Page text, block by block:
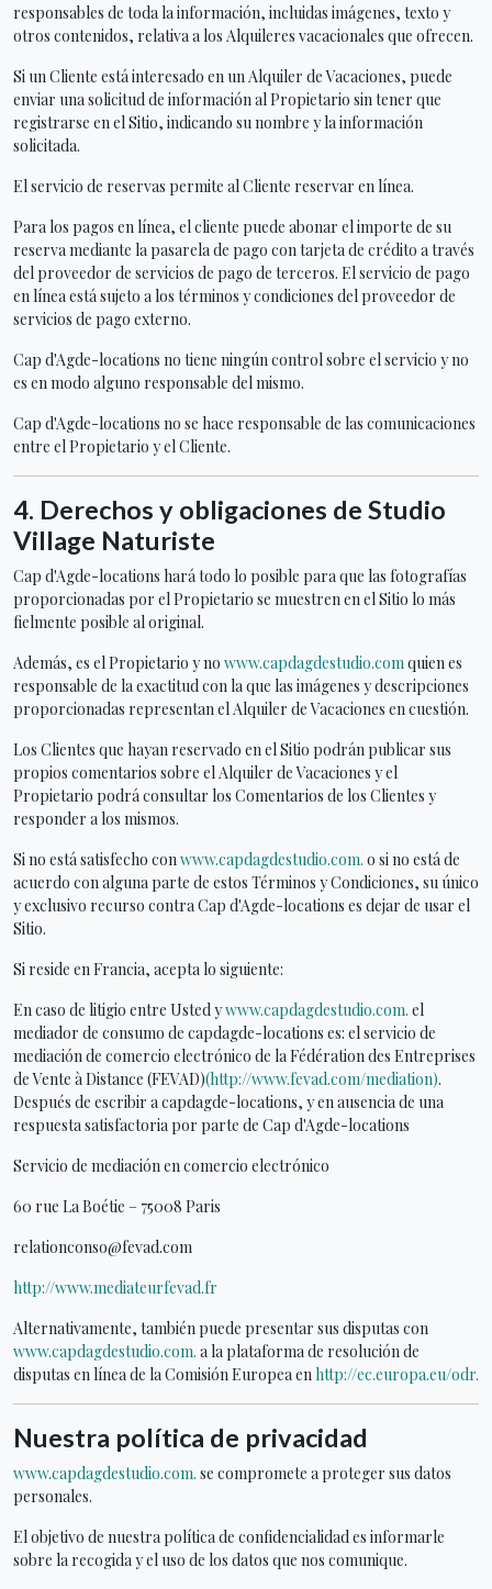
responsables de toda la información, incluidas imágenes, texto y
otros contenidos, relativa a los Alquileres vacacionales que ofrecen.
Si un Cliente está interesado en un Alquiler de Vacaciones, puede
enviar una solicitud de información al Propietario sin tener que
registrarse en el Sitio, indicando su nombre y la información
solicitada.
El servicio de reservas permite al Cliente reservar en línea.
Para los pagos en línea, el cliente puede abonar el importe de su
reserva mediante la pasarela de pago con tarjeta de crédito a través
del proveedor de servicios de pago de terceros. El servicio de pago
en línea está sujeto a los términos y condiciones del proveedor de
servicios de pago externo.
Cap d'Agde-locations no tiene ningún control sobre el servicio y no
es en modo alguno responsable del mismo.
Cap d'Agde-locations no se hace responsable de las comunicaciones
entre el Propietario y el Cliente.
4. Derechos y obligaciones de Studio
Village Naturiste
Cap d'Agde-locations hará todo lo posible para que las fotografías
proporcionadas por el Propietario se muestren en el Sitio lo más
fielmente posible al original.
Además, es el Propietario y no www.capdagdestudio.comquien es
responsable de la exactitud con la que las imágenes y descripciones
proporcionadas representan el Alquiler de Vacaciones en cuestión.
Los Clientes que hayan reservado en el Sitio podrán publicar sus
propios comentarios sobre el Alquiler de Vacaciones y el
Propietario podrá consultar los Comentarios de los Clientes y
responder a los mismos.
Si no está satisfecho conwww.capdagdestudio.com. o si no está de
acuerdo con alguna parte de estos Términos y Condiciones, su único
y exclusivo recurso contra Cap d'Agde-locations es dejar de usar el
Sitio.
Si reside en Francia, acepta lo siguiente:
En caso de litigio entre Usted ywww.capdagdestudio.com. el
mediador de consumo de capdagde-locations es: el servicio de
mediación de comercio electrónico de la Fédération des Entreprises
de Vente à Distance (FEVAD)(http://www.fevad.com/mediation).
Después de escribir a capdagde-locations, y en ausencia de una
respuesta satisfactoria por parte de Cap d'Agde-locations
Servicio de mediación en comercio electrónico
60 rue La Boétie – 75008 Paris
relationconso@fevad.com
http://www.mediateurfevad.fr
Alternativamente, también puede presentar sus disputas con
www.capdagdestudio.com. a la plataforma de resolución de
disputas en línea de la Comisión Europea enhttp://ec.europa.eu/odr.
Nuestra política de privacidad
www.capdagdestudio.com. se compromete a proteger sus datos
personales.
El objetivo de nuestra política de confidencialidad es informarle
sobre la recogida y el uso de los datos que nos comunique.